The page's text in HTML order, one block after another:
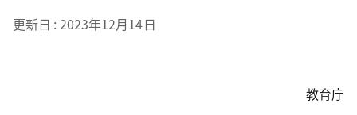
更新日 2023年12月14日
教育庁